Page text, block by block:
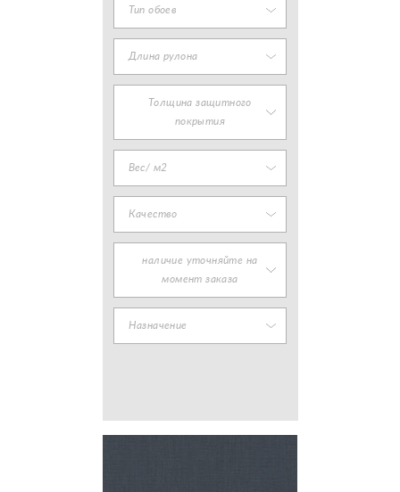
Тип обоев
Длина рулона
Толщина защитного
покрытия
Вес/ м2
Качество
наличие уточняйте на
момент заказа
Назначение